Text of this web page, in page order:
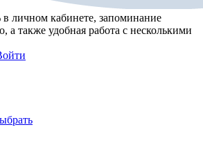
в личном кабинете, запоминание
, а также удобная работа с несколькими